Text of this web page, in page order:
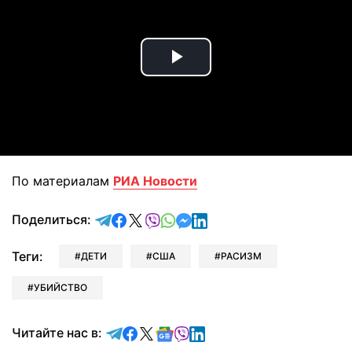
Play
По материалам РИА Новости
Поделиться: отправить в Telegram
поделиться в Facebook
поделиться в X
отправить в Viber
отправить в Whatsapp
отправить в Messenger
отправить в LinkedIn
Теги: ДЕТИ США РАСИЗМ
УБИЙСТВО
Читайте нас в: Читайте в Telegram
Читайте в Facebook
Читайте в X
Читайте в Google news
Читайте в Viber
Читайте в LinkedIn